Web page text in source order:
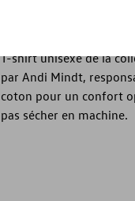
T-shirt unisexe de la
par Andi Mindt,
coton pour un confort
pas sécher en machine.